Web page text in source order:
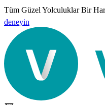
Tüm Güzel YolculuklarBir
deneyin